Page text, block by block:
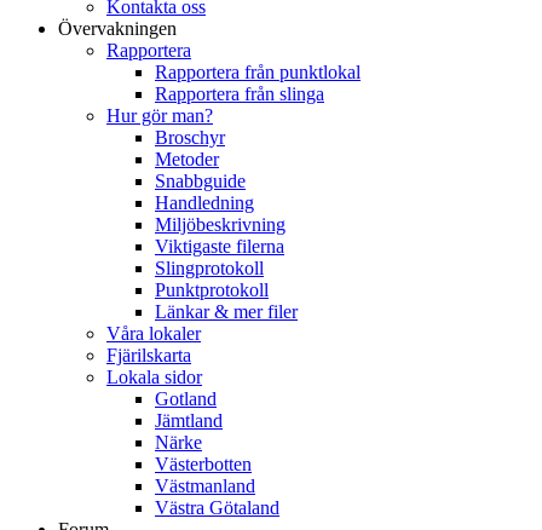
Kontakta oss
Övervakningen
Rapportera
Rapportera från punktlokal
Rapportera från slinga
Hur gör man?
Broschyr
Metoder
Snabbguide
Handledning
Miljöbeskrivning
Viktigaste filerna
Slingprotokoll
Punktprotokoll
Länkar & mer filer
Våra lokaler
Fjärilskarta
Lokala sidor
Gotland
Jämtland
Närke
Västerbotten
Västmanland
Västra Götaland